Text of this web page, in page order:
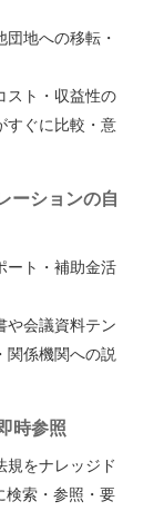
地への移転・
スト・収益性の
すぐに比較・意
ーションの自
ート・補助金活
や会議資料テン
関係機関への説
時参照
規をナレッジド
検索・参照・要